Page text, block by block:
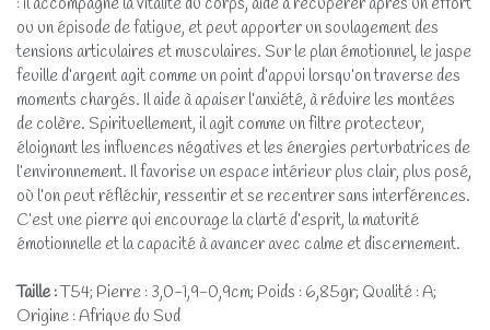
: il accompagne la vitalité du corps, aide à récupérer après un effort
ou un épisode de fatigue, et peut apporter un soulagement des
tensions articulaires et musculaires. Sur le plan émotionnel, le jaspe
feuille d’argent agit comme un point d’appui lorsqu’on traverse des
moments chargés. Il aide à apaiser l’anxiété, à réduire les montées
de colère. Spirituellement, il agit comme un filtre protecteur,
éloignant les influences négatives et les énergies perturbatrices de
l’environnement. Il favorise un espace intérieur plus clair, plus posé,
où l’on peut réfléchir, ressentir et se recentrer sans interférences.
C’est une pierre qui encourage la clarté d’esprit, la maturité
émotionnelle et la capacité à avancer avec calme et discernement.
Taille :T54; Pierre : 3,0-1,9-0,9cm; Poids : 6,85gr; Qualité : A;
Origine : Afrique du Sud